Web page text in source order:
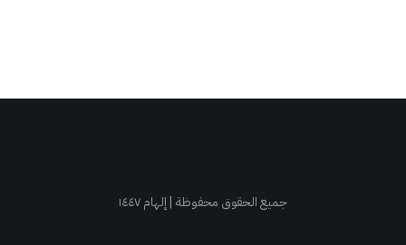
جميع الحقوق محفوظة | إلهام ١٤٤٧